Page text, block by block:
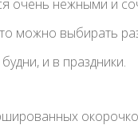
очень нежными и
можно выбирать
и в праздники.